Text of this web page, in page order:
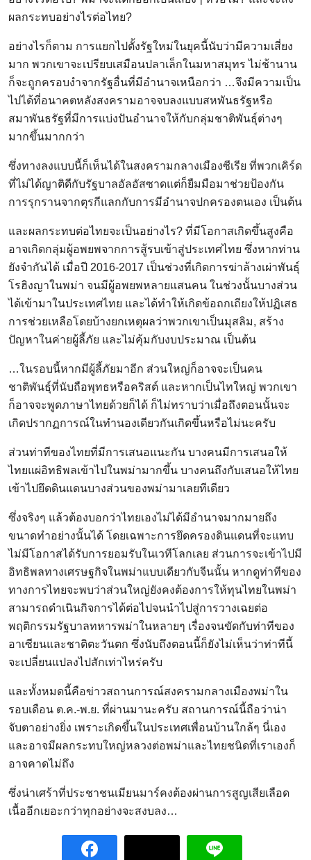
ผลกระทบอย่างไรต่อไทย?
อย่างไรก็ตาม การแยกไปตั้งรัฐใหม่ในยุคนี้นับว่ามีความเสี่ยง
มาก พวกเขาจะเปรียบเสมือนปลาเล็กในมหาสมุทร ไม่ช้านาน
ก็จะถูกครอบงำจากรัฐอื่นที่มีอำนาจเหนือกว่า …จึงมีความเป็น
ไปได้ที่อนาคตหลังสงครามอาจจบลงแบบสหพันธรัฐหรือ
สมาพันธรัฐที่มีการแบ่งปันอำนาจให้กับกลุ่มชาติพันธุ์ต่างๆ
มากขึ้นมากกว่า
ซึ่งทางลงแบบนี้ก็เห็นได้ในสงครามกลางเมืองซีเรีย ที่พวกเคิร์ด
ที่ไม่ได้ญาติดีกับรัฐบาลอัลอัสซาดแต่ก็ยืมมือมาช่วยป้องกัน
การรุกรานจากตุรกีแลกกับการมีอำนาจปกครองตนเอง เป็นต้น
และผลกระทบต่อไทยจะเป็นอย่างไร? ที่มีโอกาสเกิดขึ้นสูงคือ
อาจเกิดกลุ่มผู้อพยพจากการสู้รบเข้าสู่ประเทศไทย ซึ่งหากท่าน
ยังจำกันได้ เมื่อปี 2016-2017 เป็นช่วงที่เกิดการฆ่าล้างเผ่าพันธุ์
โรฮิงญาในพม่า จนมีผู้อพยพหลายแสนคน ในช่วงนั้นบางส่วน
ได้เข้ามาในประเทศไทย และได้ทำให้เกิดข้อถกเถียงให้ปฏิเสธ
การช่วยเหลือโดยบ้างยกเหตุผลว่าพวกเขาเป็นมุสลิม, สร้าง
ปัญหาในค่ายผู้ลี้ภัย และไม่คุ้มกับงบประมาณ เป็นต้น
…ในรอบนี้หากมีผู้ลี้ภัยมาอีก ส่วนใหญ่ก็อาจจะเป็นคน
ชาติพันธุ์ที่นับถือพุทธหรือคริสต์ และหากเป็นไทใหญ่ พวกเขา
ก็อาจจะพูดภาษาไทยด้วยก็ได้ ก็ไม่ทราบว่าเมื่อถึงตอนนั้นจะ
เกิดปรากฏการณ์ในทำนองเดียวกันเกิดขึ้นหรือไม่นะครับ
ส่วนท่าทีของไทยที่มีการเสนอแนะกัน บางคนมีการเสนอให้
ไทยแผ่อิทธิพลเข้าไปในพม่ามากขึ้น บางคนถึงกับเสนอให้ไทย
เข้าไปยึดดินแดนบางส่วนของพม่ามาเลยทีเดียว
ซึ่งจริงๆ แล้วต้องบอกว่าไทยเองไม่ได้มีอำนาจมากมายถึง
ขนาดทำอย่างนั้นได้ โดยเฉพาะการยึดครองดินแดนที่จะแทบ
ไม่มีโอกาสได้รับการยอมรับในเวทีโลกเลย ส่วนการจะเข้าไปมี
อิทธิพลทางเศรษฐกิจในพม่าแบบเดียวกับจีนนั้น หากดูท่าทีของ
ทางการไทยจะพบว่าส่วนใหญ่ยังคงต้องการให้ทุนไทยในพม่า
สามารถดำเนินกิจการได้ต่อไปจนนำไปสู่การวางเฉยต่อ
พฤติกรรมรัฐบาลทหารพม่าในหลายๆ เรื่องจนขัดกับท่าทีของ
อาเซียนและชาติตะวันตก ซึ่งนับถึงตอนนี้ก็ยังไม่เห็นว่าท่าทีนี้
จะเปลี่ยนแปลงไปสักเท่าไหร่ครับ
และทั้งหมดนี้คือข่าวสถานการณ์สงครามกลางเมืองพม่าใน
รอบเดือน ต.ค.-พ.ย. ที่ผ่านมานะครับ สถานการณ์นี้ถือว่าน่า
จับตาอย่างยิ่ง เพราะเกิดขึ้นในประเทศเพื่อนบ้านใกล้ๆ นี่เอง
และอาจมีผลกระทบใหญ่หลวงต่อพม่าและไทยชนิดที่เราเองก็
อาจคาดไม่ถึง
ซึ่งน่าเศร้าที่ประชาชนเมียนมาร์คงต้องผ่านการสูญเสียเลือด
เนื้ออีกเยอะกว่าทุกอย่างจะสงบลง…